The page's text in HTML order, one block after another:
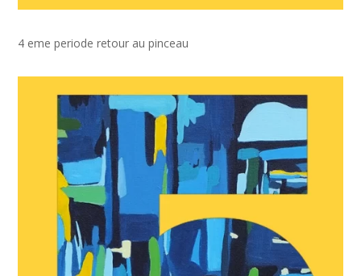
4 eme periode retour au pinceau